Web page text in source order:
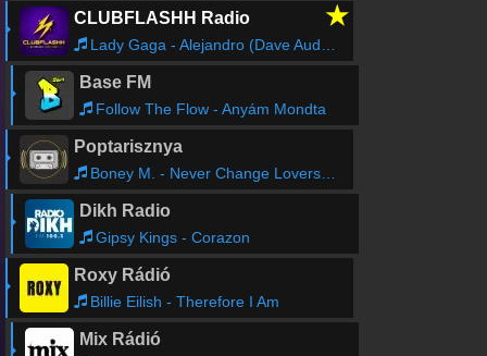
CLUBFLASHH Radio ★
Lady Gaga - Alejandro (Dave Aude Radio Remix)
Base FM
Follow The Flow - Anyám Mondta
Poptarisznya
Boney M. - Never Change Lovers in the Middle of the Night
Dikh Radio
Gipsy Kings - Corazon
Roxy Rádió
Billie Eilish - Therefore I Am
Mix Rádió